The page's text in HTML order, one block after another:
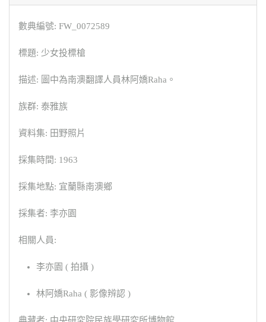
數典編號: FW_0072589
標題: 少女投標槍
描述: 圖中為南澳翻譯人員林阿嬌Raha。
族群: 泰雅族
資料集: 田野照片
採集時間: 1963
採集地點: 宜蘭縣南澳鄉
採集者: 李亦園
相關人員:
李亦園 ( 拍攝 )
林阿嬌Raha ( 影像辨認 )
典藏者: 中央研究院民族學研究所博物館